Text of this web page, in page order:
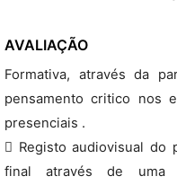
AVALIAÇÃO
Formativa, através da
pensamento critico nos
presenciais .
 Registo audiovisual do
final através de uma